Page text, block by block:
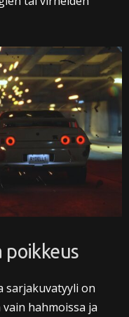
poikkeus
sarjakuvatyyli on
hahmoissa ja